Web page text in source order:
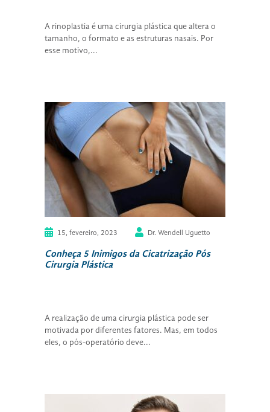
A rinoplastia é uma cirurgia plástica que altera o
tamanho, o formato e as estruturas nasais. Por
esse motivo,...
15, fevereiro, 2023 Dr. Wendell Uguetto
Conheça 5 Inimigos da Cicatrização Pós
Cirurgia Plástica
A realização de uma cirurgia plástica pode ser
motivada por diferentes fatores. Mas, em todos
eles, o pós-operatório deve...